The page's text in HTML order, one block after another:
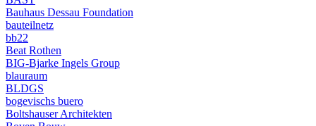
Bauhaus Dessau Foundation
bauteilnetz
bb22
Beat Rothen
BIG-Bjarke Ingels Group
blauraum
BLDGS
bogevischs buero
Boltshauser Architekten